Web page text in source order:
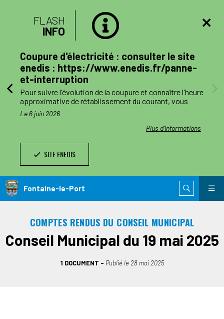
le
est
FLASH
INFO
Coupure d'électricité : consulter le site
enedis : https://www.enedis.fr/panne-
et-interruption
Plus d'informations
Pour suivre l'évolution de la coupure et connaître l'heure
approximative de rétablissement du courant, vous
pouvez consulter le site enedis.fr/panne-et-
interruption ou télécharger l'application Enedis à mes
côtés. Toutefois l'alimentation pourra être rétablie à
Le jour des travaux, si vous avez besoin d’information
complémentaire, vous pourrez nous joindre au numéro
Le 6 juin 2026
SITE ENEDIS
Fontaine-le-Port
COMPTES RENDUS DU CONSEIL MUNICIPAL
Conseil Municipal du 19 mai 2025
1 DOCUMENT Publié le 28 mai 2025